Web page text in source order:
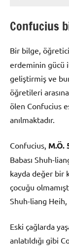
Confucius
Bir bilge,
erdeminin gücü
geliştirmiş ve
öğretileri
ölen Confucius
anılmaktadır.
Confucius, M.Ö.
Babası Shuh-
kayda değer bir
çocuğu
Shuh-liang
Eski çağlarda
anlatıldığı gibi